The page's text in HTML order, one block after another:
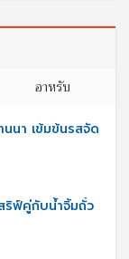
อาหรับ
นา เข้มข้นรสจัด
ริฟ์คู่กับนํ้าจิ้มถั่ว